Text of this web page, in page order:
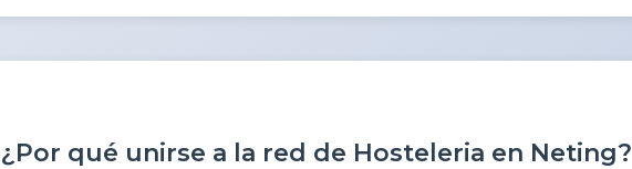
¿Por qué unirse a la red de Hosteleria en Neting?